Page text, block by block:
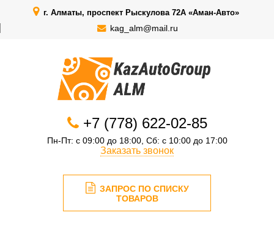
г. Алматы, проспект Рыскулова 72А «Аман-Авто»
kag_alm@mail.ru
+7 (778) 622-02-85
Пн-Пт: с 09:00 до 18:00, Сб: с 10:00 до 17:00
Заказать звонок
ЗАПРОС ПО СПИСКУ
ТОВАРОВ